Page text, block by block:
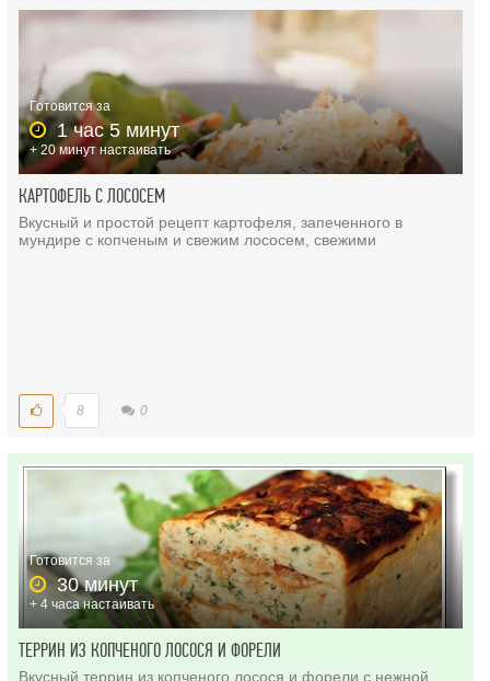
Готовится за
1 час 5 минут
+ 20 минут настаивать
КАРТОФЕЛЬ С ЛОСОСЕМ
Вкусный и простой рецепт картофеля, запеченного в
мундире с копченым и свежим лососем, свежими
8 0
Готовится за
30 минут
+ 4 часа настаивать
ТЕРРИН ИЗ КОПЧЕНОГО ЛОСОСЯ И ФОРЕЛИ
Вкусный террин из копченого лосося и форели с нежной